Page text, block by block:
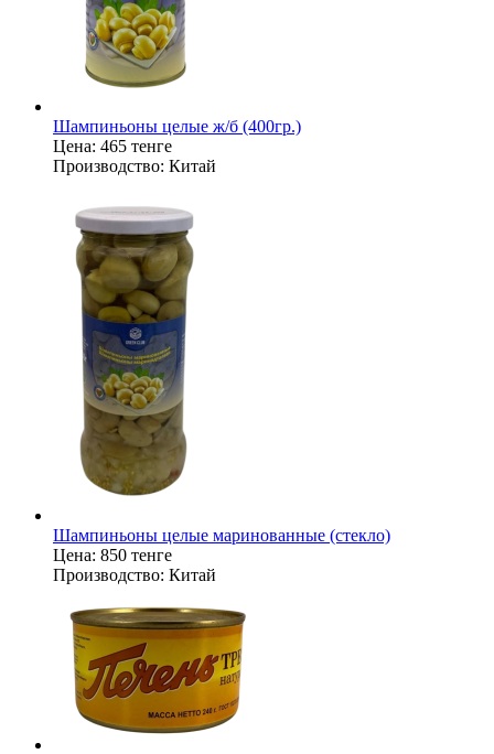
Шампиньоны целые ж/б (400гр.)
Цена: 465 тенге
Производство: Китай
Шампиньоны целые маринованные (стекло)
Цена: 850 тенге
Производство: Китай